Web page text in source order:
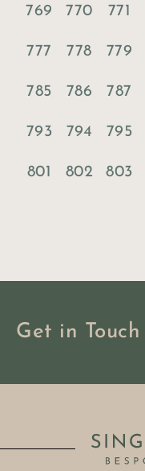
769 770 771
777 778 779
785 786 787
793 794 795
801 802 803
Get in Touch